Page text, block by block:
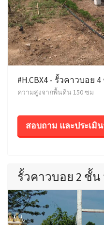
#H.CBX4 - รั้วคาวบอย
ความสูงจากพื้นดิน 150 ซม
สอบถาม และประเมิ
รั้วคาวบอย 2 ชั้